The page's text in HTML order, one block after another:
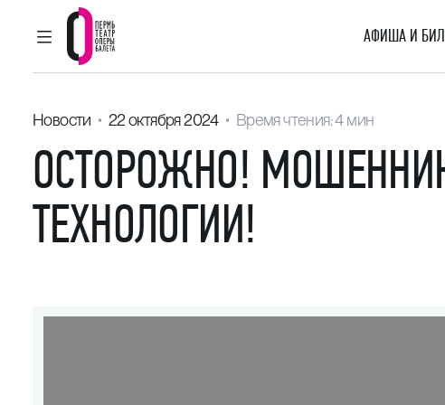
ГЛАВНОЕ МЕНЮ
Пермский театр оперы и балета
АФИША И
Новости 22 октября 2024 Время чтения: 4 мин
ОСТОРОЖНО!
ТЕХНОЛОГИИ!